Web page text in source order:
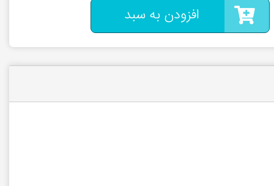
افزودن به سبد